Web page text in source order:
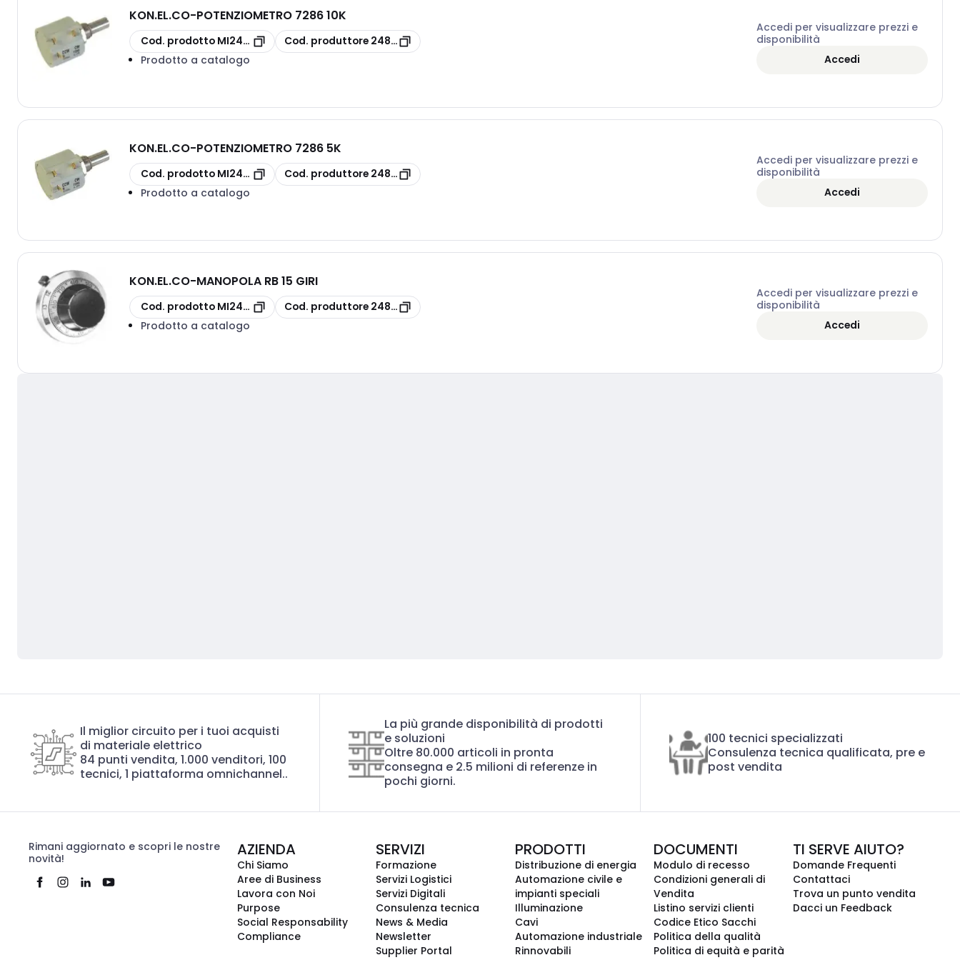
KON.EL.CO-POTENZIOMETRO 7286 10K
copia
Cod. prodotto MI24800170copia
Cod. produttore 24800170
Prodotto a catalogo
Accedi per visualizzare prezzi e
disponibilità
Accedi
KON.EL.CO-POTENZIOMETRO 7286 5K
copia
Cod. prodotto MI24800160copia
Cod. produttore 24800160
Prodotto a catalogo
Accedi per visualizzare prezzi e
disponibilità
Accedi
KON.EL.CO-MANOPOLA RB 15 GIRI
copia
Cod. prodotto MI24800010copia
Cod. produttore 24800010
Prodotto a catalogo
Accedi per visualizzare prezzi e
disponibilità
Accedi
Il miglior circuito per i tuoi acquisti
di materiale elettrico
84 punti vendita, 1.000 venditori, 100
tecnici, 1 piattaforma omnichannel..
La più grande disponibilità di prodotti
e soluzioni
Oltre 80.000 articoli in pronta
consegna e 2.5 milioni di referenze in
pochi giorni.
100 tecnici specializzati
Consulenza tecnica qualificata, pre e
post vendita
Rimani aggiornato e scopri le nostre
novità!
AZIENDA
Chi Siamo
Aree di Business
Lavora con Noi
Purpose
Social Responsability
Compliance
SERVIZI
Formazione
Servizi Logistici
Servizi Digitali
Consulenza tecnica
News & Media
Newsletter
Supplier Portal
PRODOTTI
Distribuzione di energia
Automazione civile e
impianti speciali
Illuminazione
Cavi
Automazione industriale
Rinnovabili
DOCUMENTI
Modulo di recesso
Condizioni generali di
Vendita
Listino servizi clienti
Codice Etico Sacchi
Politica della qualità
Politica di equità e parità
TI SERVE AIUTO?
Domande Frequenti
Contattaci
Trova un punto vendita
Dacci un Feedback